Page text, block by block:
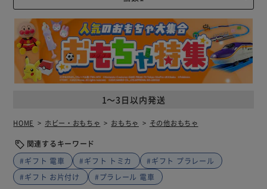
1～3日以内発送
HOME ホビー・おもちゃ おもちゃ その他おもちゃ
関連するキーワード
#ギフト 電車
#ギフト トミカ
#ギフト プラレール
#ギフト お片付け
#プラレール 電車